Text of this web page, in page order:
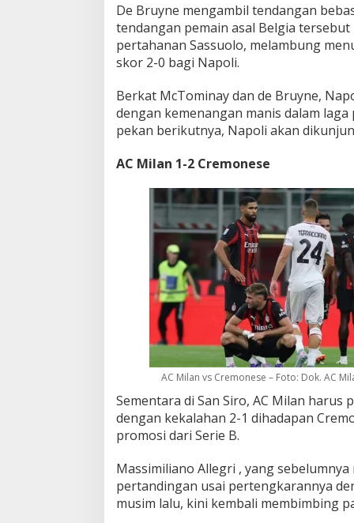
De Bruyne mengambil tendangan
tendangan pemain asal Belgia
pertahanan Sassuolo, melambung
skor 2-0 bagi Napoli.
Berkat McTominay dan de Bruyne,
dengan kemenangan manis dalam
pekan berikutnya, Napoli akan
AC Milan 1-2 Cremonese
AC Milan vs Cremonese – Foto: Dok. AC
Sementara di San Siro, AC Milan harus
dengan kekalahan 2-1 dihadapan
promosi dari Serie B.
Massimiliano Allegri , yang
pertandingan usai pertengkarannya
musim lalu, kini kembali membimbing